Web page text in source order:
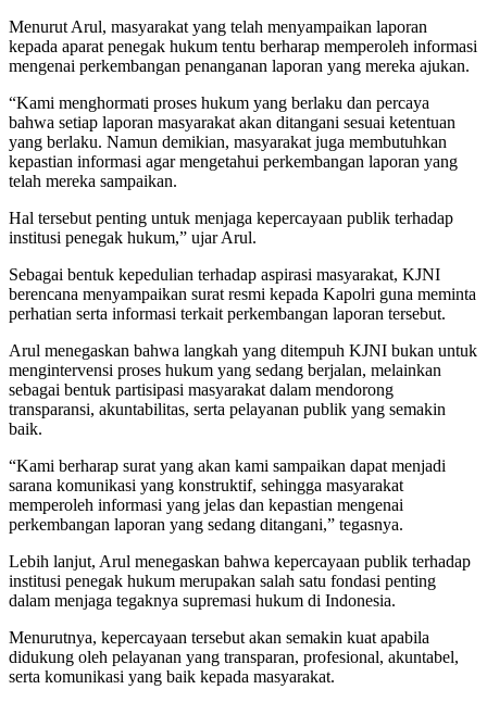
Menurut Arul, masyarakat yang telah menyampaikan laporan
kepada aparat penegak hukum tentu berharap memperoleh informasi
mengenai perkembangan penanganan laporan yang mereka ajukan.
“Kami menghormati proses hukum yang berlaku dan percaya
bahwa setiap laporan masyarakat akan ditangani sesuai ketentuan
yang berlaku. Namun demikian, masyarakat juga membutuhkan
kepastian informasi agar mengetahui perkembangan laporan yang
telah mereka sampaikan.
Hal tersebut penting untuk menjaga kepercayaan publik terhadap
institusi penegak hukum,” ujar Arul.
Sebagai bentuk kepedulian terhadap aspirasi masyarakat, KJNI
berencana menyampaikan surat resmi kepada Kapolri guna meminta
perhatian serta informasi terkait perkembangan laporan tersebut.
Arul menegaskan bahwa langkah yang ditempuh KJNI bukan untuk
mengintervensi proses hukum yang sedang berjalan, melainkan
sebagai bentuk partisipasi masyarakat dalam mendorong
transparansi, akuntabilitas, serta pelayanan publik yang semakin
baik.
“Kami berharap surat yang akan kami sampaikan dapat menjadi
sarana komunikasi yang konstruktif, sehingga masyarakat
memperoleh informasi yang jelas dan kepastian mengenai
perkembangan laporan yang sedang ditangani,” tegasnya.
Lebih lanjut, Arul menegaskan bahwa kepercayaan publik terhadap
institusi penegak hukum merupakan salah satu fondasi penting
dalam menjaga tegaknya supremasi hukum di Indonesia.
Menurutnya, kepercayaan tersebut akan semakin kuat apabila
didukung oleh pelayanan yang transparan, profesional, akuntabel,
serta komunikasi yang baik kepada masyarakat.